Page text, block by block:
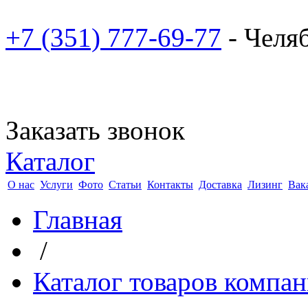
+7 (351) 777-69-77 -
Заказать звонок
Каталог
О нас Услуги Фото Статьи Контакты Доставка Лизинг
Главная
/
Каталог товаров